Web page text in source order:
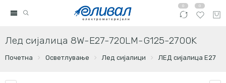
0 0
Лед сијалица 8W-E27-720LM-G125-2700K
Почетна Осветлување Лед сијалици ЛЕД сијалица E27